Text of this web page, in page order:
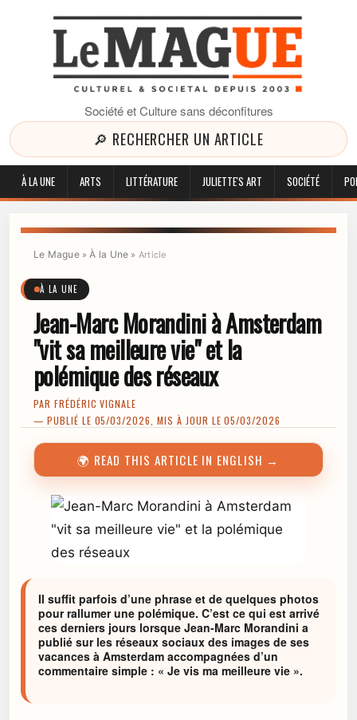
Société et Culture sans déconfitures
🔎 RECHERCHER UN ARTICLE
À LA UNE ARTS LITTÉRATURE JULIETTE'S ART SOCIÉTÉ
Le Mague»À la Une » Article
À LA UNE
Jean-Marc Morandini à Amsterdam
"vit sa meilleure vie" et la
polémique des réseaux
PAR FRÉDÉRIC VIGNALE
— PUBLIÉ LE 05/03/2026, MIS À JOUR LE 05/03/2026
🌍 READ THIS ARTICLE IN ENGLISH →
Il suffit parfois d’une phrase et de quelques photos
pour rallumer une polémique. C’est ce qui est arrivé
ces derniers jours lorsque Jean‑Marc Morandini a
publié sur les réseaux sociaux des images de ses
vacances à Amsterdam accompagnées d’un
commentaire simple : « Je vis ma meilleure vie ».